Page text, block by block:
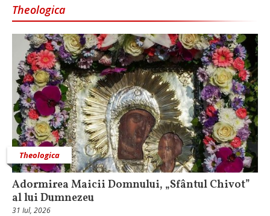
Theologica
Theologica
Adormirea Maicii Domnului, „Sfântul Chivot”
al lui Dumnezeu
31 Iul, 2026